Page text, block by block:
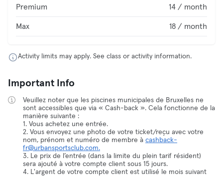
Premium 14 / month
Max 18 / month
Activity limits may apply. See class or activity information.
Important Info
Veuillez noter que les piscines municipales de Bruxelles ne
sont accessibles que via « Cash-back ». Cela fonctionne de la
manière suivante :
1. Vous achetez une entrée.
2. Vous envoyez une photo de votre ticket/reçu avec votre
nom, prénom et numéro de membre à cashback-
fr@urbansportsclub.com.
3. Le prix de l’entrée (dans la limite du plein tarif résident)
sera ajouté à votre compte client sous 15 jours.
4. L'argent de votre compte client est utilisé le mois suivant